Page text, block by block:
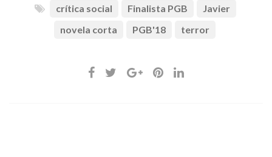
crítica social Finalista PGB
Javier
novela corta
PGB'18 terror